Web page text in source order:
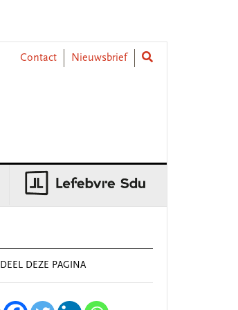
Contact
Nieuwsbrief
DEEL DEZE PAGINA